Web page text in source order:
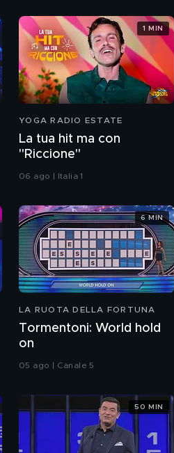
YOGA RADIO ESTATE
La tua hit ma con
"Riccione"
06 ago | Italia 1
1 MIN
LA RUOTA DELLA FORTUNA
Tormentoni: World hold
on
05 ago | Canale 5
6 MIN
50 MIN